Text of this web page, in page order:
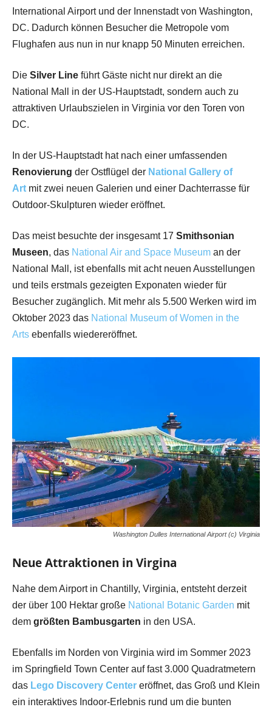
International Airport und der Innenstadt von Washington,
DC. Dadurch können Besucher die Metropole vom
Flughafen aus nun in nur knapp 50 Minuten erreichen.
Die Silver Line führt Gäste nicht nur direkt an die
National Mall in der US-Hauptstadt, sondern auch zu
attraktiven Urlaubszielen in Virginia vor den Toren von
DC.
In der US-Hauptstadt hat nach einer umfassenden
Renovierung der Ostflügel der National Gallery of
Art mit zwei neuen Galerien und einer Dachterrasse für
Outdoor-Skulpturen wieder eröffnet.
Das meist besuchte der insgesamt 17 Smithsonian
Museen, das National Air and Space Museum an der
National Mall, ist ebenfalls mit acht neuen Ausstellungen
und teils erstmals gezeigten Exponaten wieder für
Besucher zugänglich. Mit mehr als 5.500 Werken wird im
Oktober 2023 das National Museum of Women in the
Arts ebenfalls wiedereröffnet.
Washington Dulles International Airport (c) Virginia
Neue Attraktionen in Virgina
Nahe dem Airport in Chantilly, Virginia, entsteht derzeit
der über 100 Hektar große National Botanic Garden mit
dem größten Bambusgarten in den USA.
Ebenfalls im Norden von Virginia wird im Sommer 2023
im Springfield Town Center auf fast 3.000 Quadratmetern
das Lego Discovery Center eröffnet, das Groß und Klein
ein interaktives Indoor-Erlebnis rund um die bunten